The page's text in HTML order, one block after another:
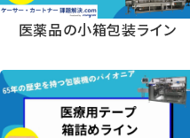
医薬品の小箱包装ライン